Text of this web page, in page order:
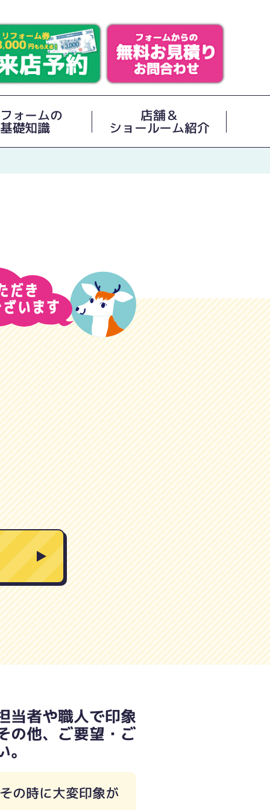
ォームの
基礎知識
店舗＆
ショールーム紹介
当者や職人で印象
の他、ご要望・ご
の時に大変印象が